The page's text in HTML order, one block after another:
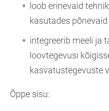
loob erinevaid
kasutades
integreerib meeli ja
loovtegevusi
kasvatustegevuste
Õppe sisu: